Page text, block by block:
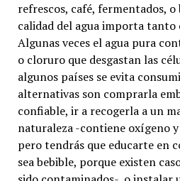
refrescos, café, fermentados, o
calidad del agua importa tanto
Algunas veces el agua pura
o cloruro que desgastan las
algunos países se evita
alternativas son comprarla
confiable, ir a recogerla a un
naturaleza -contiene oxígeno
pero tendrás que educarte en
sea bebible, porque existen